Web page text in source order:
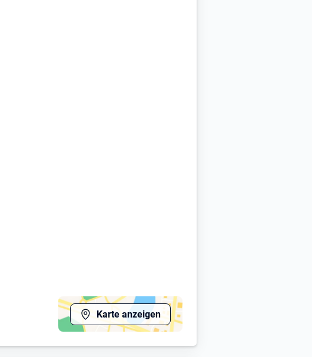
Karte anzeigen